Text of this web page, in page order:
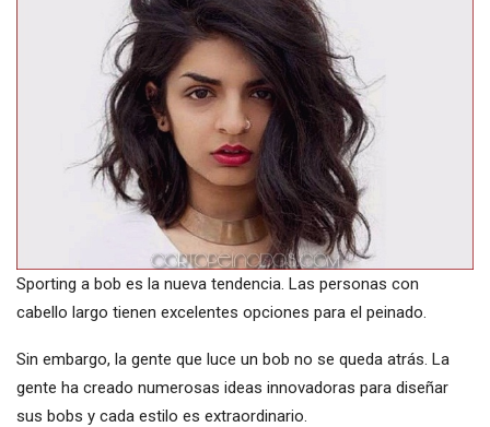
Sporting a bob es la nueva tendencia. Las personas con
cabello largo tienen excelentes opciones para el peinado.
Sin embargo, la gente que luce un bob no se queda atrás. La
gente ha creado numerosas ideas innovadoras para diseñar
sus bobs y cada estilo es extraordinario.